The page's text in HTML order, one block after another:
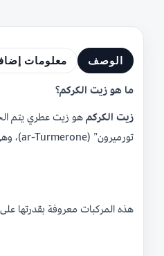
الوصف معلومات
ما هو زيت الكركم؟
زيت الكركم
تورميرون” (ar-Turmerone)، وهي مركبات مختلفة عن “الكركمين” (Curcumin) الموجود في المسحوق ولكنها تكمله وتعمل معه لتقديم فوائد قوية.
هذه المركبات معروفة بقدرتها